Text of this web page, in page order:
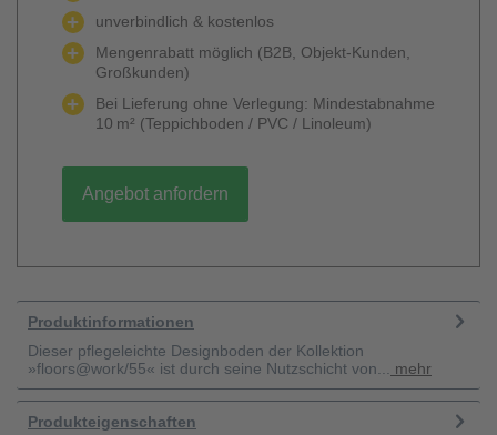
unverbindlich & kostenlos
Mengenrabatt möglich (B2B, Objekt-Kunden,
Großkunden)
Bei Lieferung ohne Verlegung: Mindestabnahme
10 m² (Teppichboden / PVC / Linoleum)
Angebot anfordern
Produktinformationen
Dieser pflegeleichte Designboden der Kollektion
»floors@work/55« ist durch seine Nutzschicht von...
mehr
Produkteigenschaften